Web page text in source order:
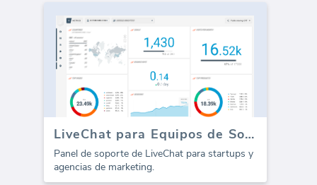
LiveChat para Equipos de Soporte (Informe)
Panel de soporte de LiveChat para startups y
agencias de marketing.